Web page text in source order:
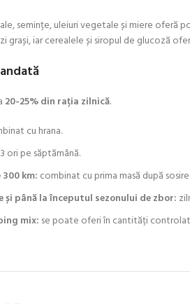
semințe, uleiuri vegetale și miere oferă
grași, iar cerealele și siropul de glucoză
20-25% din rația zilnică.
cu hrana.
ori pe săptămână.
km: combinat cu prima masă după
până la începutul sezonului de zbor:
mix: se poate oferi în cantități